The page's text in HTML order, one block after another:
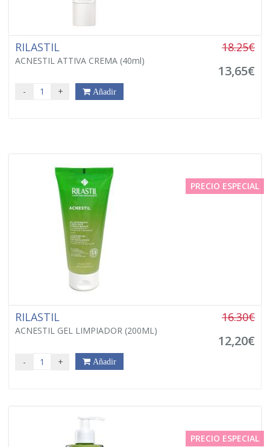
RILASTIL
ACNESTIL ATTIVA CREMA (40ml)
18.25€
13,65€
- + Añadir
PRECIO ESPECIAL
RILASTIL
ACNESTIL GEL LIMPIADOR (200ML)
16.30€
12,20€
- + Añadir
PRECIO ESPECIAL